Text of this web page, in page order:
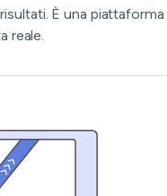
È una piattaforma
reale.